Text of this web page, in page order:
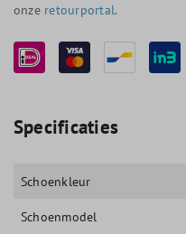
onze retourportal.
Specificaties
Schoenkleur
Schoenmodel